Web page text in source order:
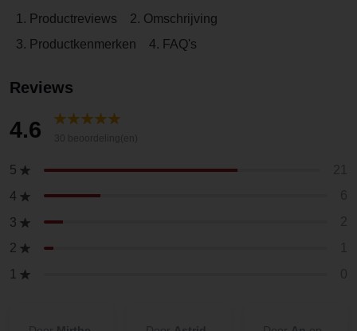
1. Productreviews
2. Omschrijving
3. Productkenmerken
4. FAQ's
Reviews
4.6
5
4
3
2
1